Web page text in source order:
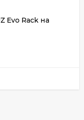
Evo Rack на